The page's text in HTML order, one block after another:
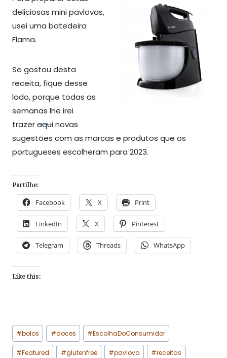
deliciosas mini pavlovas,
usei uma batedeira
Flama.
Se gostou desta
receita, fique desse
lado, porque todas as
semanas lhe irei
trazeraquinovas
sugestões com as marcas e produtos que os
portugueses escolheram para 2023.
Partilhe:
Facebook X Print
LinkedIn X Pinterest
Telegram Threads WhatsApp
Like this:
Post
Tags:
#bolos #doces #EscolhaDoConsumidor
#Featured #glutenfree #pavlova #receitas